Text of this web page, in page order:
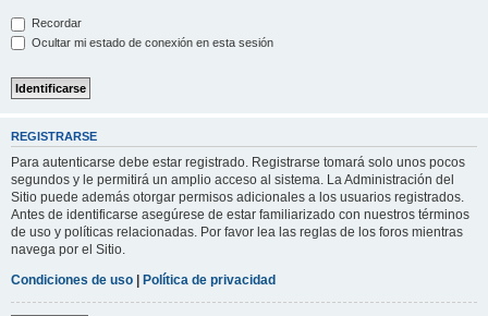
Recordar
Ocultar mi estado de conexión en esta sesión
REGISTRARSE
Para autenticarse debe estar registrado. Registrarse tomará solo unos pocos
segundos y le permitirá un amplio acceso al sistema. La Administración del
Sitio puede además otorgar permisos adicionales a los usuarios registrados.
Antes de identificarse asegúrese de estar familiarizado con nuestros términos
de uso y políticas relacionadas. Por favor lea las reglas de los foros mientras
navega por el Sitio.
Condiciones de uso | Política de privacidad